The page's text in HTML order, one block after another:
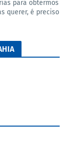
para obtermos
querer, é preciso